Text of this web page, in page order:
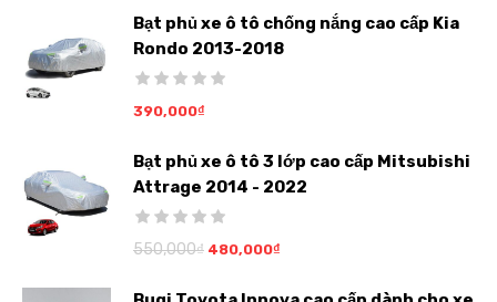
Bạt phủ xe ô tô chống nắng cao cấp Kia
Rondo 2013-2018
390,000₫
Bạt phủ xe ô tô 3 lớp cao cấp Mitsubishi
Attrage 2014 - 2022
550,000₫ 480,000₫